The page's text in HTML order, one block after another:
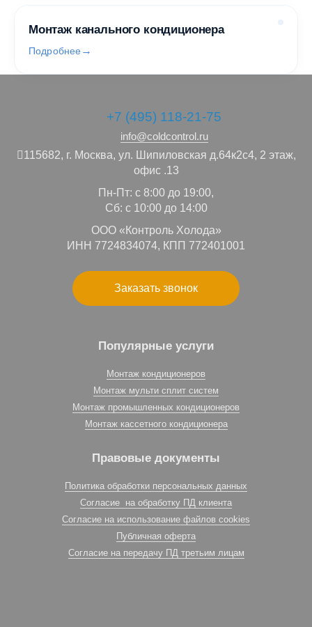
Монтаж канального кондиционера
Подробнее
+7 (495) 118-21-75
info@coldcontrol.ru
115682, г. Москва, ул. Шипиловская д.64к2с4, 2 этаж,
офис .13
Пн-Пт: с 8:00 до 19:00,
Сб: с 10:00 до 14:00
ООО «Контроль Холода»
ИНН 7724834074, КПП 772401001
Заказать звонок
Популярные услуги
Монтаж кондиционеров
Монтаж мульти сплит систем
Монтаж промышленных кондиционеров
Монтаж кассетного кондиционера
Правовые документы
Политика обработки персональных данных
Согласие на обработку ПД клиента
Согласие на использование файлов cookies
Публичная оферта
Согласие на передачу ПД третьим лицам